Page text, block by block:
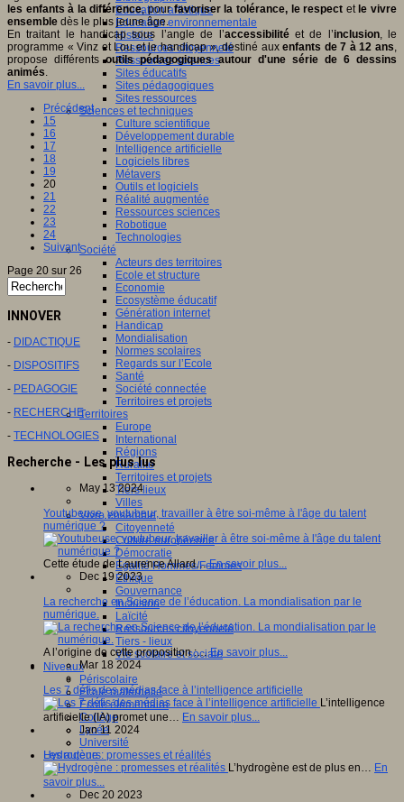
Education artistique
Education environnementale
Histoire
Ressources citoyenneté
Ressources sciences
Sites éducatifs
Sites pédagogiques
Sites ressources
Sciences et techniques
Culture scientifique
Développement durable
Intelligence artificielle
Logiciels libres
Métavers
Outils et logiciels
Réalité augmentée
Ressources sciences
Robotique
Technologies
Société
Acteurs des territoires
Ecole et structure
Economie
Ecosystème éducatif
Génération internet
Handicap
Mondialisation
Normes scolaires
Regards sur l’Ecole
Santé
Société connectée
Territoires et projets
Territoires
Europe
International
Régions
Ruralité
Territoires et projets
Tiers lieux
Villes
Vivre ensemble
Citoyenneté
Culture européenne
Démocratie
Egalité Hommes/Femmes
Ethique
Gouvernance
Inclusion
Laïcité
Ressources citoyenneté
Tiers - lieux
Vie scolaire et sociale
Niveaux
Périscolaire
Ecole maternelle
Ecole élémentaire
Collège
Lycée
Université
Les auteurs
les enfants à la différence, pourfavoriser la tolérance, le respect etle vivre
ensemble dès le plus jeune âge.
En traitant le handicap sous l’angle de l’accessibilitéet de l’inclusion, le
programme « Vinz et Lou et le handicap », destiné auxenfants de 7 à 12 ans
propose différentsoutils pédagogiques autour d'une série de 6 dessins
animés
En savoir plus...
Précédent
15
16
17
18
19
20
21
22
23
24
Suivant
Page 20 sur 26
INNOVER
- DIDACTIQUE
- DISPOSITIFS
- PEDAGOGIE
- RECHERCHE
- TECHNOLOGIES
Recherche - Les plus lus
May 13 2024
Youtubeuse, youtubeur, travailler à être soi-même à l'âge du talent
numérique ?
Cette étude de Laurence Allard…En savoir plus...
Dec 19 2023
La recherche en Science de l’éducation. La mondialisation par le
numérique.
A l’origine de cette proposition :…En savoir plus...
Mar 18 2024
Les 7 défis des médias face à l’intelligence artificielle
L’intelligence
artificielle (IA) promet une… En savoir plus...
Jan 11 2024
Hydrogène : promesses et réalités
L’hydrogène est de plus en… En
savoir plus...
Dec 20 2023